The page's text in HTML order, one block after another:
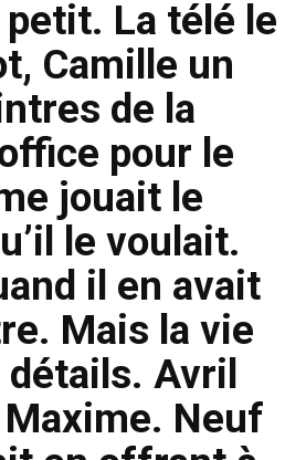
La télé le
Camille un
de la
pour le
jouait le
le voulait.
il en avait
Mais la vie
Avril
Neuf